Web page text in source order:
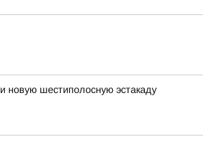
новую шестиполосную эстакаду